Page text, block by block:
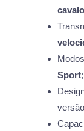
Sport;